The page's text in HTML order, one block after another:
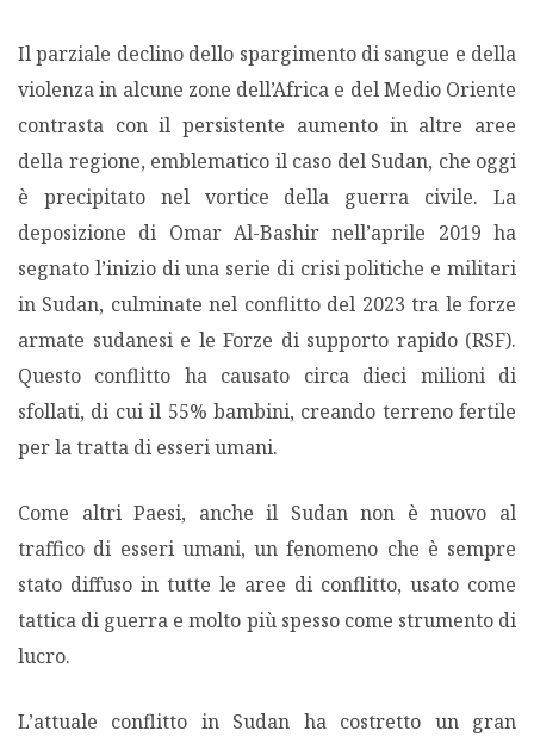
SALUTE
EDITORIALI
PUNTI DI VISTA
SGUARDI E VOCI
MONDO IN CIFRE
NAVIGANDO IN RETE
AUTORI
Il parziale declino dello spargimento di sangue e della
violenza in alcune zone dell’Africa e del Medio Oriente
contrasta con il persistente aumento in altre aree
della regione, emblematico il caso del Sudan, che oggi
è precipitato nel vortice della guerra civile. La
deposizione di Omar Al-Bashir nell’aprile 2019 ha
segnato l’inizio di una serie di crisi politiche e militari
in Sudan, culminate nel conflitto del 2023 tra le forze
armate sudanesi e le Forze di supporto rapido (RSF).
Questo conflitto ha causato circa dieci milioni di
sfollati, di cui il 55% bambini, creando terreno fertile
per la tratta di esseri umani.
Come altri Paesi, anche il Sudan non è nuovo al
traffico di esseri umani, un fenomeno che è sempre
stato diffuso in tutte le aree di conflitto, usato come
tattica di guerra e molto più spesso come strumento di
lucro.
L’attuale conflitto in Sudan ha costretto un gran